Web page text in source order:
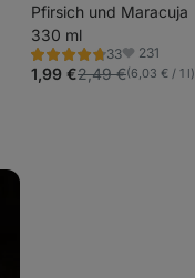
mit Verisol®
Rinderpeptiden in
Kombination mit
Fruchtsäften
Pfirsich und Maracuja
330 ml
33
Bewertung
4.8/5,
33
Favoriten
231
1,99 €2,49 €(6,03 € / 1 l)